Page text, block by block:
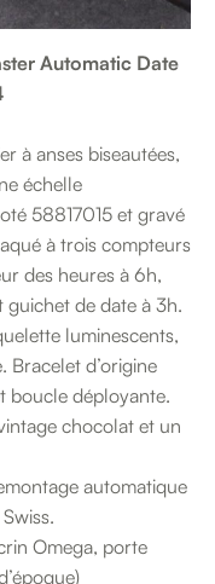
Automatic Date
à anses biseautées,
échelle
58817015 et gravé
à trois compteurs
des heures à 6h,
guichet de date à 3h.
luminescents,
d’origine
boucle déployante.
chocolat et un
automatique
Omega, porte